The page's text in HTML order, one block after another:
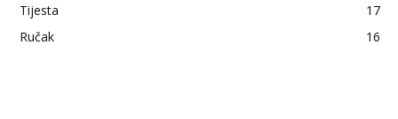
Tijesta
17
Ručak
16